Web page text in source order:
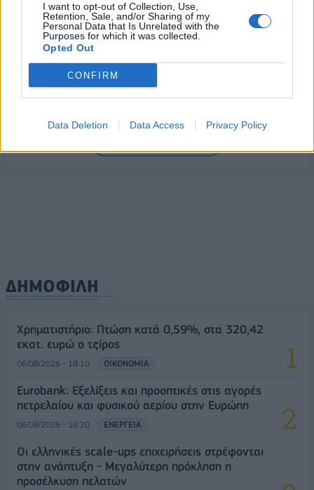
I want to opt-out of Collection, Use,
Retention, Sale, and/or Sharing of my
Personal Data that Is Unrelated with the
Purposes for which it was collected.
Opted Out
CONFIRM
Data Deletion Data Access Privacy Policy
ΕΛΣΤΑΤ: Στο 3,4% υποχώρησε ο πληθωρισμός τον
Ιούλιο
07/08/2026 - 12:46
Εμπρησμός της Marfin: Προθεσμία έλαβε για την
απολογία της η 46χρονη κατηγορούμενη
ΔΗΜΟΦΙΛΗ
Χρηματιστήριο: Πτώση κατά 0,59%, στα 320,42
εκατ. ευρώ ο τζίρος
06/08/2026 - 18:10 ΟΙΚΟΝΟΜΙΑ
Eurobank: Εξελίξεις και προοπτικές στις αγορές
πετρελαίου και φυσικού αερίου στην Ευρώπη
06/08/2026 - 16:20 ΕΝΕΡΓΕΙΑ
Οι ελληνικές scale-ups επιχειρήσεις στρέφονται
στην ανάπτυξη - Μεγαλύτερη πρόκληση η
προσέλκυση πελατών